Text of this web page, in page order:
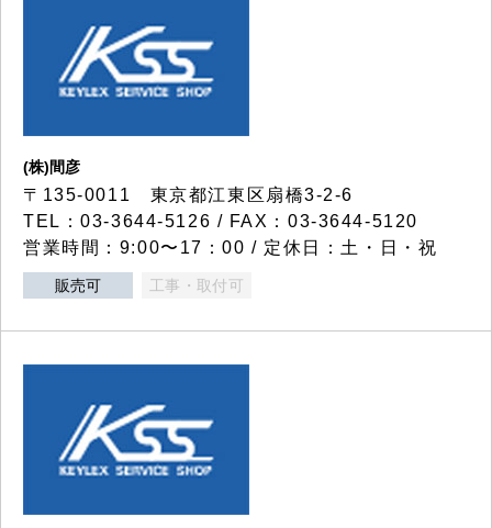
(株)間彦
〒135-0011 東京都江東区扇橋3-2-6
TEL：03-3644-5126 / FAX：03-3644-5120
営業時間：9:00〜17：00 / 定休日：土・日・祝
販売可 工事・取付可